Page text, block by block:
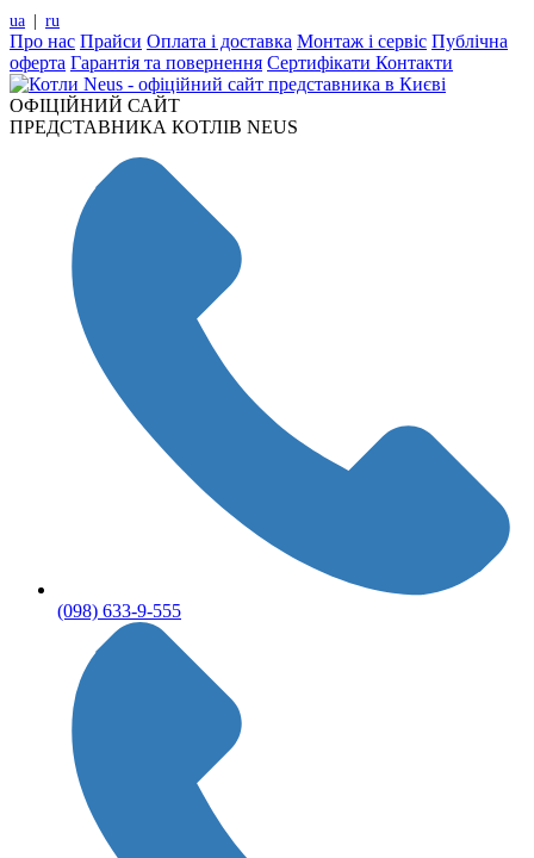
ua ru
Про нас Прайси Оплата і доставка Монтаж і сервіс Публічна
оферта Гарантія та повернення Сертифікати Контакти
ОФІЦІЙНИЙ САЙТ
ПРЕДСТАВНИКА КОТЛІВ NEUS
(098) 633-9-555